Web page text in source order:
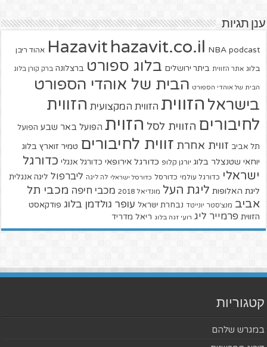
ענן תגיות
Hazavit hazavit.co.il NBA podcast אהוד ריבן
בלוג אתר הזווית ביתר ירושלים בלוג ספורט ברצלונה ברק קורן בלוג
הבית של אוהדי הספורט הבית של אוהדי הספורט
בישראל הזווית הזווית המקצועית הזווית
לחיבורים הזווית לסל הזוית הפועל באר שבע הפועל
תל אביב זווית אחרת זווית לחיבורים טמיר זוארץ בלוג
יוחאי שטנצלר בלוג יורגן קלופ כדורגל אירופאי כדורגל אנגלי כדורגל
ישראלי כדורגל עולמי כדורסל כדורסל ישראלי לה ליגה ליברפול ליגה אנגלית
ליגת האלופות ליגת העל מונדיאל 2018 מכבי חיפה מכבי תל
אביב מנצ'סטר יונייטד נבחרת ישראל עופר גולדמן בלוג פודקאסט
הזווית פרמייר ליג רועי זגה בלוג ריאל מדריד
קטגוריות
במגרש שלהם